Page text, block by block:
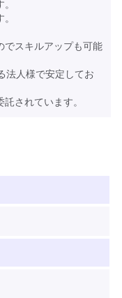
でスキルアップも可能
法人様で安定してお
されています。